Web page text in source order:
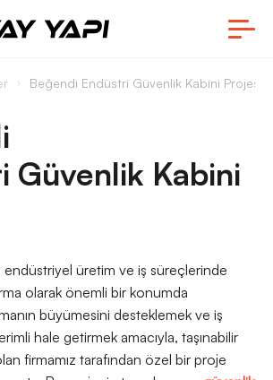
Beğendi Endüstri Güvenlik Kabini Projesi
Güvenlik Kabini
üretim ve iş süreçlerinde
olarak önemli bir konumda
büyümesini desteklemek ve iş
hale getirmek amacıyla, taşınabilir
firmamız tarafından özel bir proje